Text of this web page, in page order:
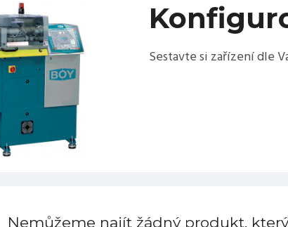
Sestavte si zařízení dle
Nemůžeme najít žádný produkt,